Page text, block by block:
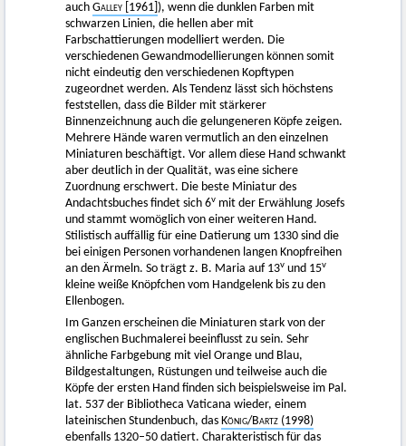
auch Galley [1961] ), wenn die dunklen Farben mit
schwarzen Linien, die hellen aber mit
Farbschattierungen modelliert werden. Die
verschiedenen Gewandmodellierungen können somit
nicht eindeutig den verschiedenen Kopftypen
zugeordnet werden. Als Tendenz lässt sich höchstens
feststellen, dass die Bilder mit stärkerer
Binnenzeichnung auch die gelungeneren Köpfe zeigen.
Mehrere Hände waren vermutlich an den einzelnen
Miniaturen beschäftigt. Vor allem diese Hand schwankt
aber deutlich in der Qualität, was eine sichere
Zuordnung erschwert. Die beste Miniatur des
Andachtsbuches findet sich 6v mit der Erwählung Josefs
und stammt womöglich von einer weiteren Hand.
Stilistisch auffällig für eine Datierung um 1330 sind die
bei einigen Personen vorhandenen langen Knopfreihen
an den Ärmeln. So trägt z. B. Maria auf 13v und 15v
kleine weiße Knöpfchen vom Handgelenk bis zu den
Ellenbogen.
Im Ganzen erscheinen die Miniaturen stark von der
englischen Buchmalerei beeinflusst zu sein. Sehr
ähnliche Farbgebung mit viel Orange und Blau,
Bildgestaltungen, Rüstungen und teilweise auch die
Köpfe der ersten Hand finden sich beispielsweise im Pal.
lat. 537 der Bibliotheca Vaticana wieder, einem
lateinischen Stundenbuch, das König/Bartz (1998)
ebenfalls 1320–50 datiert. Charakteristisch für das